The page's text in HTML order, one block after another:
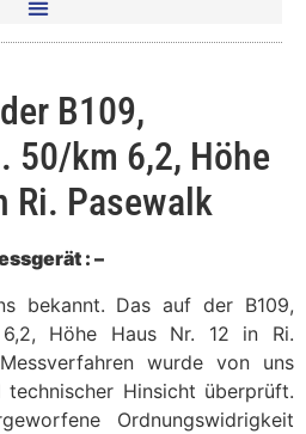
B109,
50/km 6,2, Höhe
Ri. Pasewalk
: –
bekannt. Das auf der B109,
Höhe Haus Nr. 12 in Ri.
wurde von uns
Hinsicht überprüft.
Ordnungswidrigkeit